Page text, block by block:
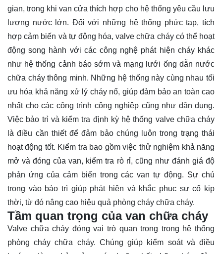
gian, trong khi van cửa thích hợp cho hệ thống yêu cầu lưu
lượng nước lớn. Đối với những hệ thống phức tạp, tích
hợp cảm biến và tự động hóa, valve chữa cháy có thể hoạt
động song hành với các công nghệ phát hiện cháy khác
như hệ thống cảnh báo sớm và mạng lưới ống dẫn nước
chữa cháy thông minh. Những hệ thống này cùng nhau tối
ưu hóa khả năng xử lý cháy nổ, giúp đảm bảo an toàn cao
nhất cho các công trình công nghiệp cũng như dân dụng.
Việc bảo trì và kiểm tra định kỳ hệ thống valve chữa cháy
là điều cần thiết để đảm bảo chúng luôn trong trạng thái
hoạt động tốt. Kiểm tra bao gồm việc thử nghiệm khả năng
mở và đóng của van, kiểm tra rò rỉ, cũng như đánh giá độ
phản ứng của cảm biến trong các van tự động. Sự chú
trọng vào bảo trì giúp phát hiện và khắc phục sự cố kịp
thời, từ đó nâng cao hiệu quả phòng cháy chữa cháy.
Tầm quan trọng của van chữa cháy
Valve chữa cháy đóng vai trò quan trọng trong hệ thống
phòng cháy chữa cháy. Chúng giúp kiểm soát và điều